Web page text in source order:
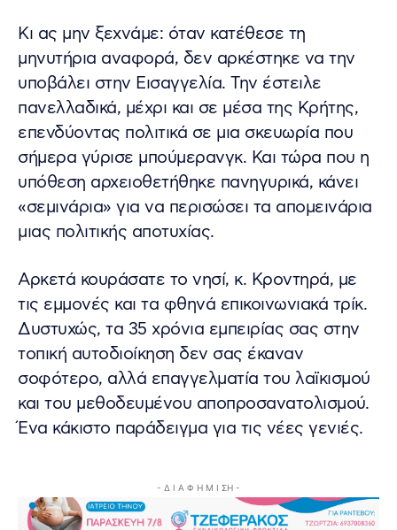
Κι ας μην ξεχνάμε: όταν κατέθεσε τη
μηνυτήρια αναφορά, δεν αρκέστηκε να την
υποβάλει στην Εισαγγελία. Την έστειλε
πανελλαδικά, μέχρι και σε μέσα της Κρήτης,
επενδύοντας πολιτικά σε μια σκευωρία που
σήμερα γύρισε μπούμερανγκ. Και τώρα που η
υπόθεση αρχειοθετήθηκε πανηγυρικά, κάνει
«σεμινάρια» για να περισώσει τα απομεινάρια
μιας πολιτικής αποτυχίας.
Αρκετά κουράσατε το νησί, κ. Κροντηρά, με
τις εμμονές και τα φθηνά επικοινωνιακά τρίκ.
Δυστυχώς, τα 35 χρόνια εμπειρίας σας στην
τοπική αυτοδιοίκηση δεν σας έκαναν
σοφότερο, αλλά επαγγελματία του λαϊκισμού
και του μεθοδευμένου αποπροσανατολισμού.
Ένα κάκιστο παράδειγμα για τις νέες γενιές.
- Δ Ι Α Φ Η Μ Ι ΣΗ -